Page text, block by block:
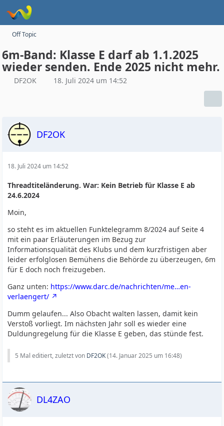
Off Topic
6m-Band: Klasse E darf ab 1.1.2025
wieder senden. Ende 2025 nicht mehr.
DF2OK 18. Juli 2024 um 14:52
DF2OK
18. Juli 2024 um 14:52
Threadtiteländerung. War: Kein Betrieb für Klasse E ab
24.6.2024
Moin,
so steht es im aktuellen Funktelegramm 8/2024 auf Seite 4
mit ein paar Erläuterungen im Bezug zur
Informationsqualität des Klubs und dem kurzfristigen aber
leider erfolglosen Bemühens die Behörde zu überzeugen, 6m
für E doch noch freizugeben.
Ganz unten: https://www.darc.de/nachrichten/me…en-
verlaengert/
Dumm gelaufen... Also Obacht walten lassen, damit kein
Verstoß vorliegt. Im nächsten Jahr soll es wieder eine
Duldungregelung für die Klasse E geben, das stünde fest.
5 Mal editiert, zuletzt von DF2OK(14. Januar 2025 um 16:48)
DL4ZAO